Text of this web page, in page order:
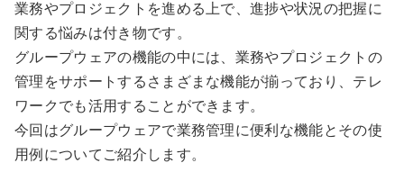
業務やプロジェクトを進める上で、進捗や状況の把握に
関する悩みは付き物です。
グループウェアの機能の中には、業務やプロジェクトの
管理をサポートするさまざまな機能が揃っており、テレ
ワークでも活用することができます。
今回はグループウェアで業務管理に便利な機能とその使
用例についてご紹介します。